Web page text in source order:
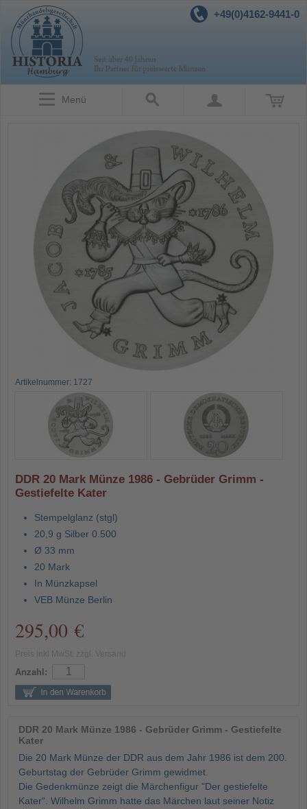
+49(0)4162-9441-0
Menü
Artikelnummer: 1727
DDR 20 Mark Münze 1986 - Gebrüder Grimm -
Gestiefelte Kater
Stempelglanz (stgl)
20,9 g Silber 0.500
Ø 33 mm
20 Mark
In Münzkapsel
VEB Münze Berlin
295,00 €
Anzahl:
DDR 20 Mark Münze 1986 - Gebrüder Grimm - Gestiefelte
Kater
Die 20 Mark Münze der DDR aus dem Jahr 1986 ist dem 200.
Geburtstag der Gebrüder Grimm gewidmet.
Die Gedenkmünze zeigt die Märchenfigur "Der gestiefelte
Kater". Wilhelm Grimm hatte das Märchen laut seiner Notiz